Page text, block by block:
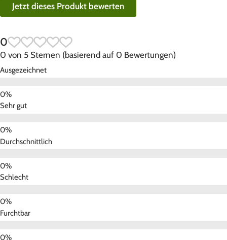
Jetzt dieses Produkt bewerten
0
0 von 5 Sternen (basierend auf 0 Bewertungen)
Ausgezeichnet
Sehr gut
Durchschnittlich
Schlecht
Furchtbar